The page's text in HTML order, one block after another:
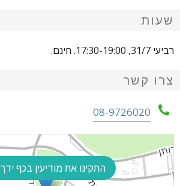
שעות
רביעי 31/7, 17:30-19:00. חינם.
צרו קשר
08-9726020
התקינו את מודיעין בכף ידך